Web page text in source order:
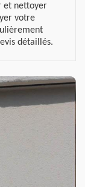
et nettoyer
votre
détaillés.